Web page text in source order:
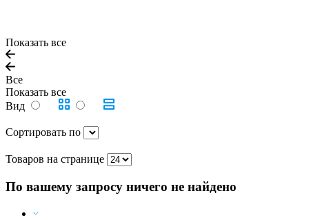
Показать все
Все
Показать все
Вид
Сортировать по
Товаров на странице
По вашему запросу ничего не найдено